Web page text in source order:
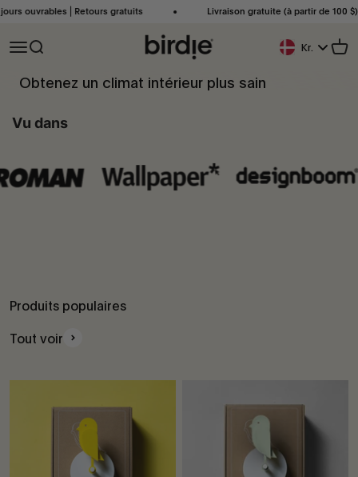
Passer au contenu
⎜Retours gratuits Livraison gratuite (à partir de 100 $)⎜ 2 à
Ouvrir la navigation
Ouvrir la recherche Birdie Scandinavia ApS
Bouton De
Kr. Voir
Obtenez un climat intérieur plus sain
que vous ouvriez vos fenêtres et le ramenez à la vie. C'est aussi
Vu dans
Produits populaires
Tout voir